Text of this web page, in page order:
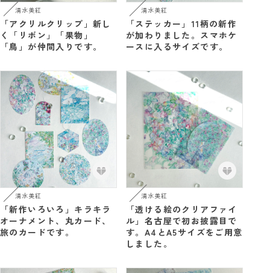
清水美紅
「アクリルクリップ」新し
く「リボン」「果物」
「鳥」が仲間入りです。
清水美紅
「ステッカー」11柄の新作
が加わりました。スマホケ
ースに入るサイズです。
清水美紅
「新作いろいろ」キラキラ
オーナメント、丸カード、
旅のカードです。
清水美紅
「透ける絵のクリアファイ
ル」名古屋で初お披露目で
す。A4とA5サイズをご用意
しました。